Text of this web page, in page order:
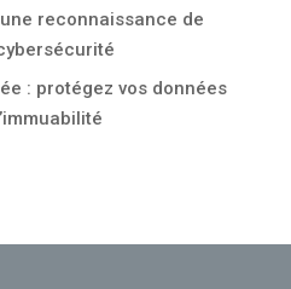
reconnaissance de
: protégez vos données